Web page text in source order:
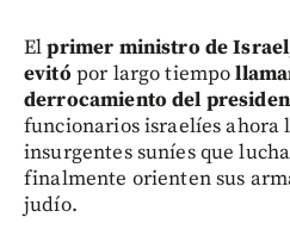
Elprimer ministro de
evitó por largo tiempo
derrocamiento del
funcionarios israelíes ahora
insurgentes suníes que
finalmente orienten sus
judío.